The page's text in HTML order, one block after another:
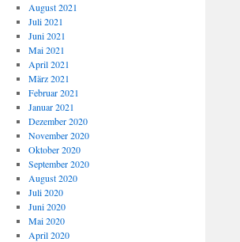
August 2021
Juli 2021
Juni 2021
Mai 2021
April 2021
März 2021
Februar 2021
Januar 2021
Dezember 2020
November 2020
Oktober 2020
September 2020
August 2020
Juli 2020
Juni 2020
Mai 2020
April 2020